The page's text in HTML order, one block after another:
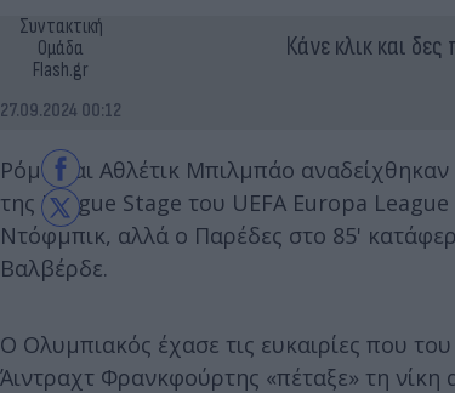
Συντακτική
Ομάδα
Flash.gr
27.09.2024 00:12
Κάνε κλικ και
Ρόμα και Αθλέτικ Μπιλμπάο
της League Stage του UEFA Europa
Ντόφμπικ, αλλά ο Παρέδες στο 85'
Βαλβέρδε.
Ο Ολυμπιακός έχασε τις ευκαιρίες που
Άιντραχτ Φρανκφούρτης «πέταξε» τη